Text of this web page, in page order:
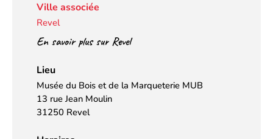
Ville associée
Revel
En savoir plus sur Revel
Lieu
Musée du Bois et de la Marqueterie MUB
13 rue Jean Moulin
31250 Revel